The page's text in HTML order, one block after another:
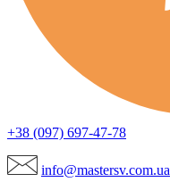
+38 (097) 697-47-78
info@mastersv.com.ua